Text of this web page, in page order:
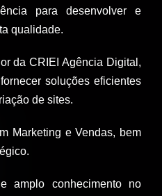
para desenvolver e
qualidade.
da CRIEI Agência Digital,
soluções eficientes
de sites.
Marketing e Vendas, bem
amplo conhecimento no